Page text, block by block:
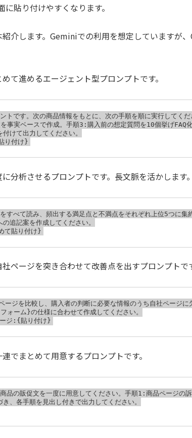
貼り付けやすくなります。
介します。Geminiでの利用を想定していますが
て進めるエージェント型プロンプトです。
トです。次の商品情報をもとに、次の手順を順に実行して
事実ベースで作成。手順3:購入前の想定質問を10個挙げFAQ
けて出力してください。
分析させるプロンプトです。長文脈を活かします。
すべて読み、頻出する満足点と不満点をそれぞれ上位5つに集
追記案を作成してください。
ページを突き合わせて改善点を出すプロンプトで
ージを比較し、購入者の判断に必要な情報のうち自社ページ
ォーム}の仕様に合わせて作成してください。
でまとめて用意するプロンプトです。
品の販促文を一度に用意してください。手順1:商品ページの
、各手順を見出し付きで出力してください。